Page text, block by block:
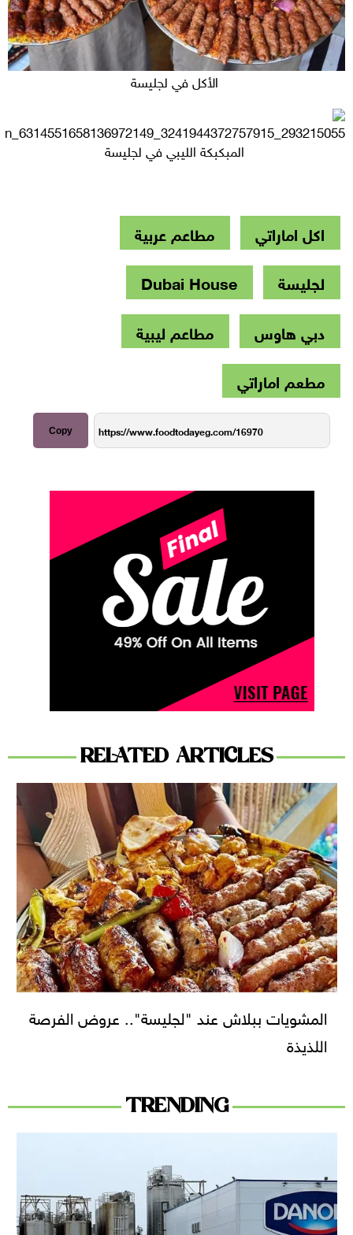
الأكل في لجليسة
المبكبكة الليبي في لجليسة
اكل اماراتي
مطاعم عربية
لجليسة
Dubai House
دبي هاوس
مطاعم ليبية
مطعم اماراتي
Copy
RELATED ARTICLES
المشويات ببلاش عند "لجليسة".. عروض الفرصة
اللذيذة
TRENDING